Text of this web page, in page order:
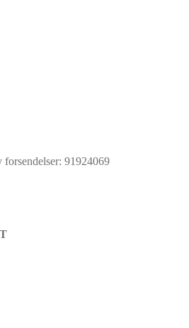
91924069